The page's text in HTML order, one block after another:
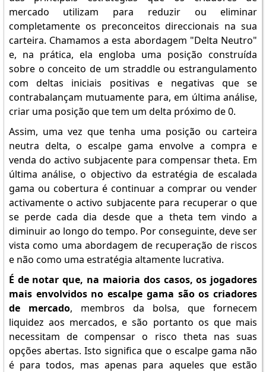
mercado utilizam para reduzir ou eliminar
completamente os preconceitos direccionais na sua
carteira. Chamamos a esta abordagem "Delta Neutro"
e, na prática, ela engloba uma posição construída
sobre o conceito de um straddle ou estrangulamento
com deltas iniciais positivas e negativas que se
contrabalançam mutuamente para, em última análise,
criar uma posição que tem um delta próximo de 0.
Assim, uma vez que tenha uma posição ou carteira
neutra delta, o escalpe gama envolve a compra e
venda do activo subjacente para compensar theta. Em
última análise, o objectivo da estratégia de escalada
gama ou cobertura é continuar a comprar ou vender
activamente o activo subjacente para recuperar o que
se perde cada dia desde que a theta tem vindo a
diminuir ao longo do tempo. Por conseguinte, deve ser
vista como uma abordagem de recuperação de riscos
e não como uma estratégia altamente lucrativa.
É de notar que, na maioria dos casos, os jogadores
mais envolvidos no escalpe gama são os criadores
de mercado, membros da bolsa, que fornecem
liquidez aos mercados, e são portanto os que mais
necessitam de compensar o risco theta nas suas
opções abertas. Isto significa que o escalpe gama não
é para todos, mas apenas para aqueles que estão